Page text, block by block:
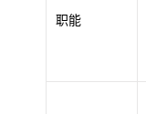
职能